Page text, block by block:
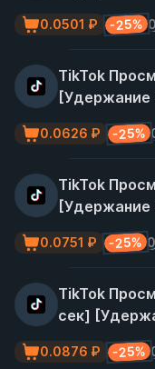
[~ 10к/
-25%
0.0501 ₽
TikTok
[~ 10к/
-25%
0.0626 ₽
TikTok
[~ 10к/
-25%
0.0751 ₽
TikTok
сек]
30 дней ♻️]
-25%
0.0876 ₽